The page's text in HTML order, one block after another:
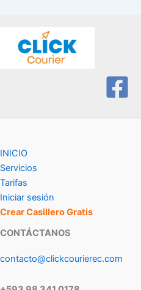
INICIO
Servicios
Tarifas
Iniciar sesión
Crear Casillero Gratis
CONTÁCTANOS
contacto@clickcourierec.com